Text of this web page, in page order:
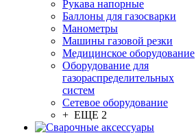
Рукава напорные
Баллоны для газосварки
Манометры
Машины газовой резки
Медицинское оборудование
Оборудование для
газораспределительных
систем
Сетевое оборудование
+ ЕЩЕ 2